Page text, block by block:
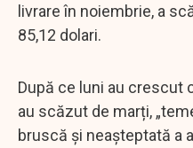
livrare în noiembrie, a
85,12 dolari.
După ce luni au crescut
au scăzut de marți,
bruscă și neașteptată a